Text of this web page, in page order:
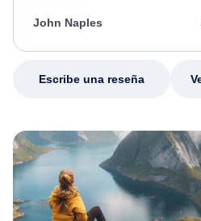
appreciate her excellent service.
John Naples
Escribe una reseña